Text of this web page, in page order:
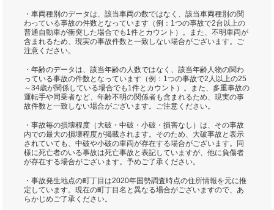
・車両種別のデータは、該当車両の数ではなく、該当車両種別の関
わっている事故の件数となっています（例：1つの事故で2台以上の
普通自動車が衝突した場合でも1件とカウント）。また、不明車両が
含まれるため、現実の事故件数と一致しない場合がございます。ご
注意ください。
・年齢のデータは、該当年齢の人数ではなく、該当年齢人物の関わ
っている事故の件数となっています（例：1つの事故で2人以上の25
～34歳が関係している場合でも1件とカウント）。また、多重事故の
運転手や同乗者など、年齢不明の関係者も含まれるため、現実の事
故件数と一致しない場合がございます。ご注意ください。
・事故毎の損壊程度（大破・中破・小破・損害なし）は、その事故
内での最大の損壊程度が掲載されます。そのため、大破事故と表示
されていても、中破や小破の車両が存在する場合がございます。同
様に死亡者のいる事故は死亡事故と表記していますが、他に負傷者
が存在する場合がございます。予めご了承ください。
・事故発生地点の町丁目は2020年国勢調査時点の住所情報を元に推
定しています。現在の町丁目名と異なる場合がございますので、あ
らかじめご了承ください。